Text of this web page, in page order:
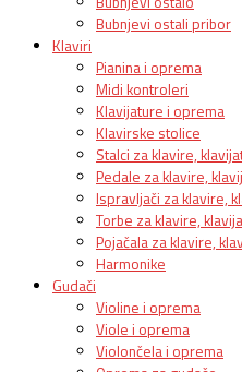
Bubnjevi ostali pribor
Klaviri
Pianina i oprema
Midi kontroleri
Klavijature i oprema
Klavirske stolice
Stalci za klavire,
Pedale za klavire,
Ispravljači za klavire,
Torbe za klavire,
Pojačala za klavire,
Harmonike
Gudači
Violine i oprema
Viole i oprema
Violončela i oprema